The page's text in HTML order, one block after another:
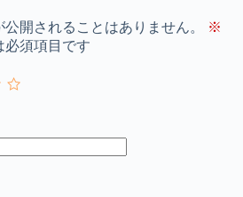
開されることはありません。
※
必須項目です